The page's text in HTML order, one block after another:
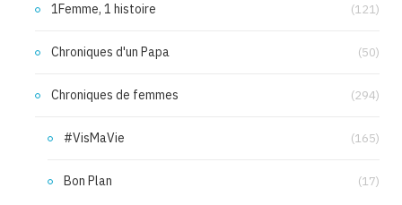
1Femme, 1 histoire (121)
Chroniques d'un Papa (50)
Chroniques de femmes (294)
#VisMaVie (165)
Bon Plan (17)